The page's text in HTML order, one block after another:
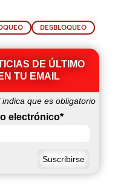
DESBLOQUEO
DE ÚLTIMO
TU EMAIL
indica que es obligatorio
electrónico*